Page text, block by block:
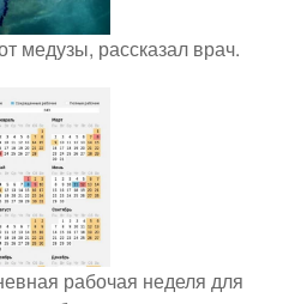
медузы, рассказал врач.
рабочая неделя для